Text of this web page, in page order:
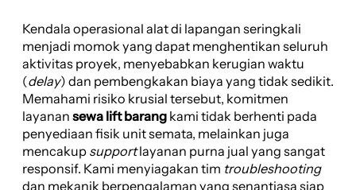
Kendala operasional alat di lapangan seringkali
menjadi momok yang dapat menghentikan seluruh
aktivitas proyek, menyebabkan kerugian waktu
(delay) dan pembengkakan biaya yang tidak sedikit.
Memahami risiko krusial tersebut, komitmen
layanan sewa lift barang kami tidak berhenti pada
penyediaan fisik unit semata, melainkan juga
mencakup supportlayanan purna jual yang sangat
responsif. Kami menyiagakan tim troubleshooting
dan mekanik berpengalaman yang senantiasa siap